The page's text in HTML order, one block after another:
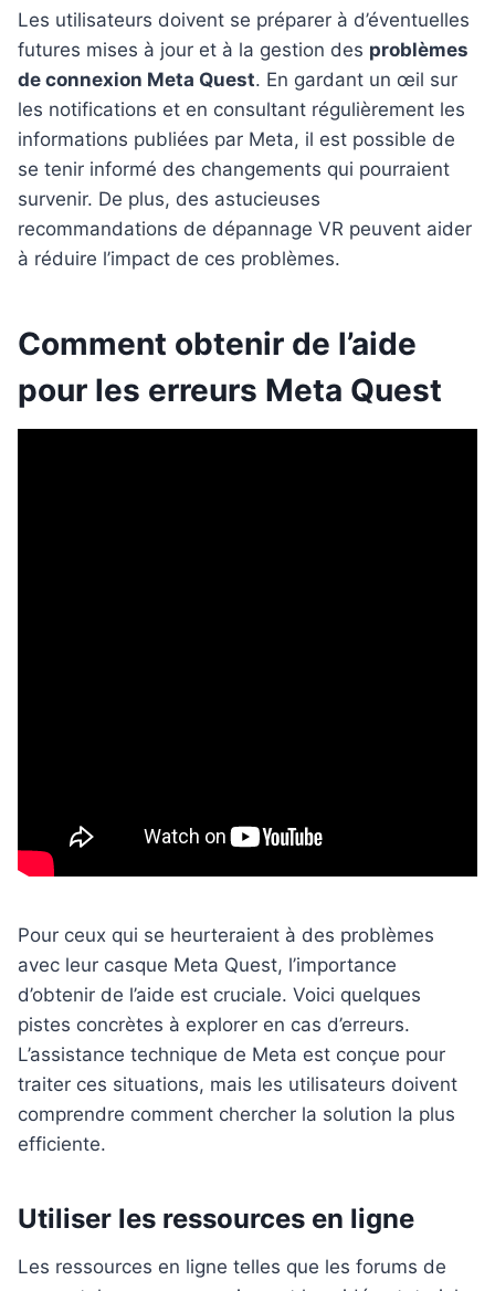
Les utilisateurs doivent se préparer à d’éventuelles
futures mises à jour et à la gestion des problèmes
de connexion Meta Quest. En gardant un œil sur
les notifications et en consultant régulièrement les
informations publiées par Meta, il est possible de
se tenir informé des changements qui pourraient
survenir. De plus, des astucieuses
recommandations de dépannage VR peuvent aider
à réduire l’impact de ces problèmes.
Comment obtenir de l’aide
pour les erreurs Meta Quest
Pour ceux qui se heurteraient à des problèmes
avec leur casque Meta Quest, l’importance
d’obtenir de l’aide est cruciale. Voici quelques
pistes concrètes à explorer en cas d’erreurs.
L’assistance technique de Meta est conçue pour
traiter ces situations, mais les utilisateurs doivent
comprendre comment chercher la solution la plus
efficiente.
Utiliser les ressources en ligne
Les ressources en ligne telles que les forums de